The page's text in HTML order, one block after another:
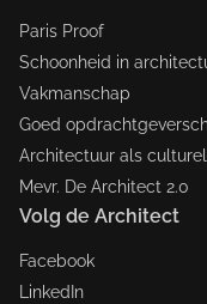
Paris Proof
Schoonheid in
Vakmanschap
Goed
Architectuur als
Mevr. De Architect 2.0
Volg de Architect
Facebook
LinkedIn